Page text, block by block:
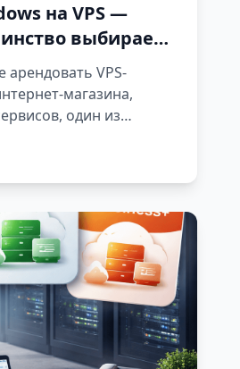
на VPS —
выбирает
арендовать VPS-
магазина,
один из
Linux или